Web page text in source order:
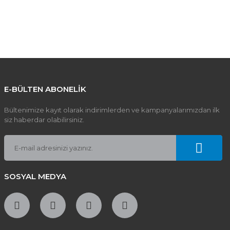
E-BÜLTEN ABONELİK
Bültenimize kayıt olarak indirimlerden ve kampanyalarımızdan ilk
siz haberdar olabilirsiniz.
SOSYAL MEDYA